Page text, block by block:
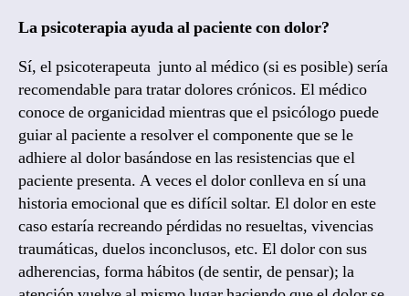
La psicoterapia ayuda al paciente con dolor?
Sí, el psicoterapeuta junto al médico (si es posible) sería
recomendable para tratar dolores crónicos. El médico
conoce de organicidad mientras que el psicólogo puede
guiar al paciente a resolver el componente que se le
adhiere al dolor basándose en las resistencias que el
paciente presenta. A veces el dolor conlleva en sí una
historia emocional que es difícil soltar. El dolor en este
caso estaría recreando pérdidas no resueltas, vivencias
traumáticas, duelos inconclusos, etc. El dolor con sus
adherencias, forma hábitos (de sentir, de pensar); la